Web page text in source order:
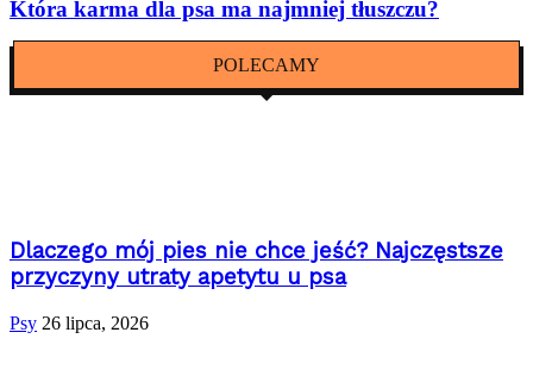
Która karma dla psa ma najmniej tłuszczu?
POLECAMY
Dlaczego mój pies nie chce jeść? Najczęstsze
przyczyny utraty apetytu u psa
Psy 26 lipca, 2026